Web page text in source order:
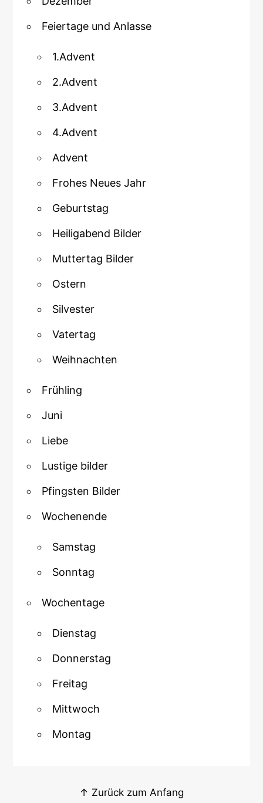
Feiertage und Anlasse
1.Advent
2.Advent
3.Advent
4.Advent
Advent
Frohes Neues Jahr
Geburtstag
Heiligabend Bilder
Muttertag Bilder
Ostern
Silvester
Vatertag
Weihnachten
Frühling
Juni
Liebe
Lustige bilder
Pfingsten Bilder
Wochenende
Samstag
Sonntag
Wochentage
Dienstag
Donnerstag
Freitag
Mittwoch
Montag
↑ Zurück zum Anfang